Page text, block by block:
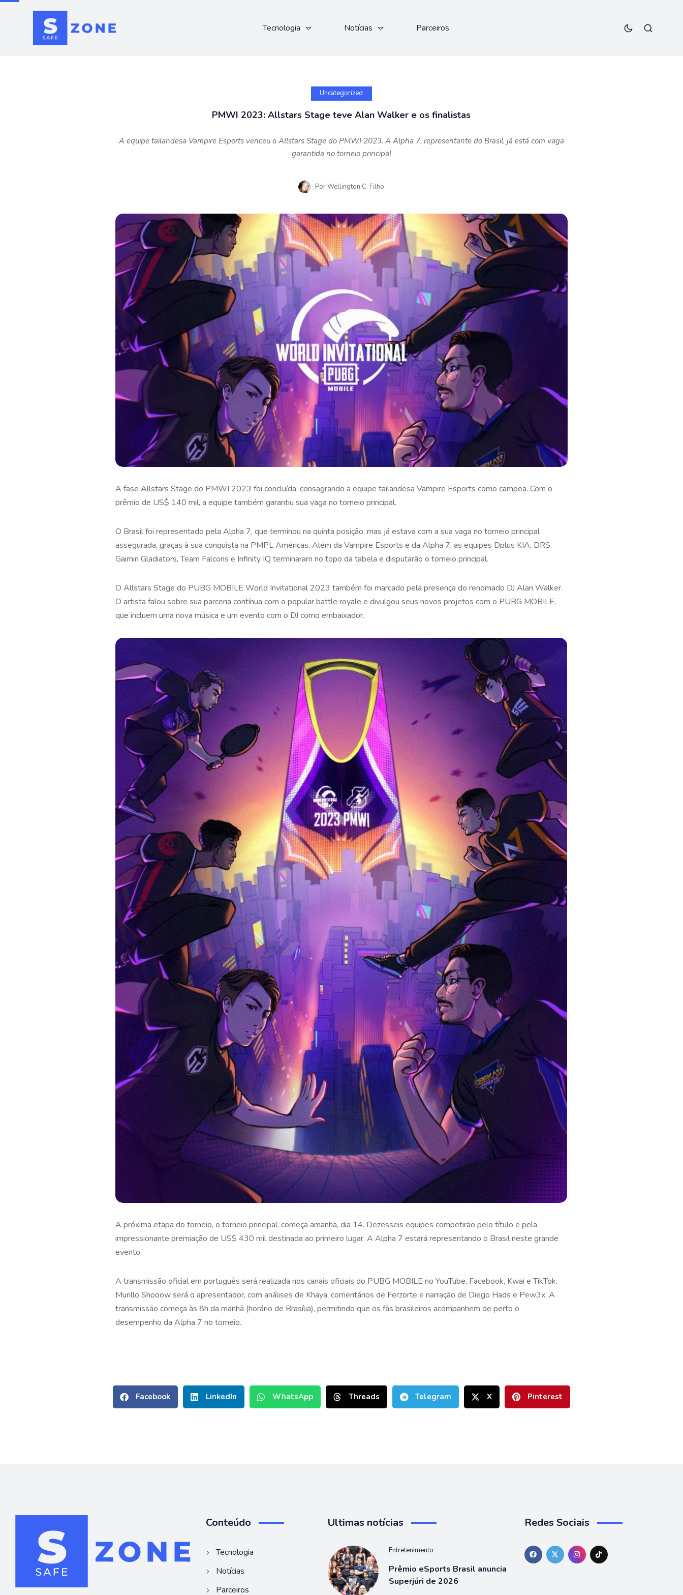
Tecnologia Notícias Parceiros
Uncategorized
PMWI 2023: Allstars Stage teve Alan Walker e os finalistas
A equipe tailandesa Vampire Esports venceu o Allstars Stage do PMWI 2023. A Alpha 7, representante do Brasil, já está com vaga
garantida no torneio principal
PorWellington C. Filho
A fase Allstars Stage do PMWI 2023 foi concluída, consagrando a equipe tailandesa Vampire Esports como campeã. Com o
prêmio de US$ 140 mil, a equipe também garantiu sua vaga no torneio principal.
O Brasil foi representado pela Alpha 7, que terminou na quinta posição, mas já estava com a sua vaga no torneio principal
assegurada, graças à sua conquista na PMPL Américas. Além da Vampire Esports e da Alpha 7, as equipes Dplus KIA, DRS,
Gaimin Gladiators, Team Falcons e Infinity IQ terminaram no topo da tabela e disputarão o torneio principal.
O Allstars Stage do PUBG MOBILE World Invitational 2023 também foi marcado pela presença do renomado DJ Alan Walker.
O artista falou sobre sua parceria contínua com o popular battle royale e divulgou seus novos projetos com o PUBG MOBILE,
que incluem uma nova música e um evento com o DJ como embaixador.
A próxima etapa do torneio, o torneio principal, começa amanhã, dia 14. Dezesseis equipes competirão pelo título e pela
impressionante premiação de US$ 430 mil destinada ao primeiro lugar. A Alpha 7 estará representando o Brasil neste grande
evento.
A transmissão oficial em português será realizada nos canais oficiais do PUBG MOBILE no YouTube, Facebook, Kwai e TikTok.
Murillo Shooow será o apresentador, com análises de Khaya, comentários de Ferzorte e narração de Diego Hads e Pew3x. A
transmissão começa às 8h da manhã (horário de Brasília), permitindo que os fãs brasileiros acompanhem de perto o
desempenho da Alpha 7 no torneio.
Facebook LinkedIn WhatsApp Threads Telegram X Pinterest
Conteúdo
Tecnologia
Notícias
Parceiros
Ultimas notícias
Entretenimento
Prêmio eSports Brasil anuncia
Superjúri de 2026
Redes Sociais